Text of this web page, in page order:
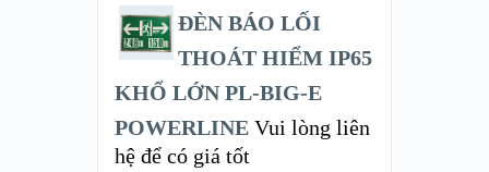
ĐÈN BÁO LỐI
THOÁT HIỂM IP65
KHỔ LỚN PL-BIG-E
POWERLINE Vui lòng liên
hệ để có giá tốt